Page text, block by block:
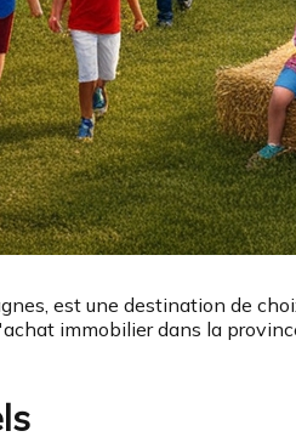
est une destination de
immobilier dans la